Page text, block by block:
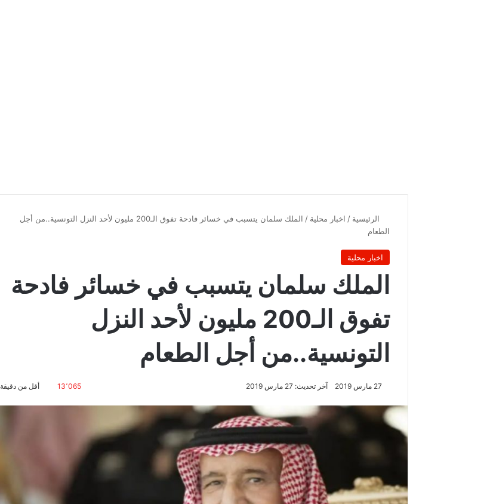
الرئيسية / اخبار محلية /
الملك سلمان يتسبب في خسائر فادحة تفوق الـ200 مليون لأحد النزل التونسية..من أجل
الطعام
اخبار محلية
الملك سلمان يتسبب في خسائر فادحة
تفوق الـ200 مليون لأحد النزل
التونسية..من أجل الطعام
27 مارس 2019 آخر تحديث: 27 مارس 2019 13٬065 أقل من دقيقة